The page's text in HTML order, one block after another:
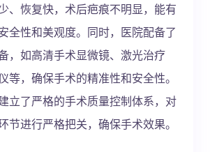
、恢复快，术后疤痕不明显，能有
全性和美观度。同时，医院配备了
，如高清手术显微镜、激光治疗
等，确保手术的精准性和安全性。
立了严格的手术质量控制体系，对
节进行严格把关，确保手术效果。